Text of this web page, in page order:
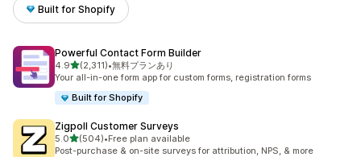
Built for Shopify
Powerful Contact Form Builder
4.95つ星中
(2,311)
合計レビュー数：2311件
•無料プランあり
Your all-in-one form app for custom forms, registration forms
Built for Shopify
Zigpoll Customer Surveys
5.05つ星中
(504)
合計レビュー数：504件
•Free plan available
Post-purchase & on-site surveys for attribution, NPS, & more